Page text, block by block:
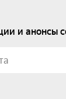
и анонсы